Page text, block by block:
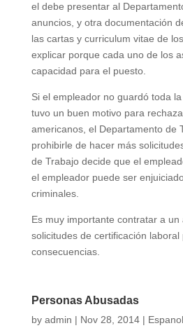
el debe presentar al
anuncios, y otra documentación
las cartas y curriculum vitae de
explicar porque cada uno de los
capacidad para el puesto.
Si el empleador no guardó toda
tuvo un buen motivo para
americanos, el Departamento de
prohibirle de hacer más
de Trabajo decide que el
el empleador puede ser
criminales.
Es muy importante contratar a
solicitudes de certificación
consecuencias.
Personas Abusadas
by admin | Nov 28, 2014| Espanol